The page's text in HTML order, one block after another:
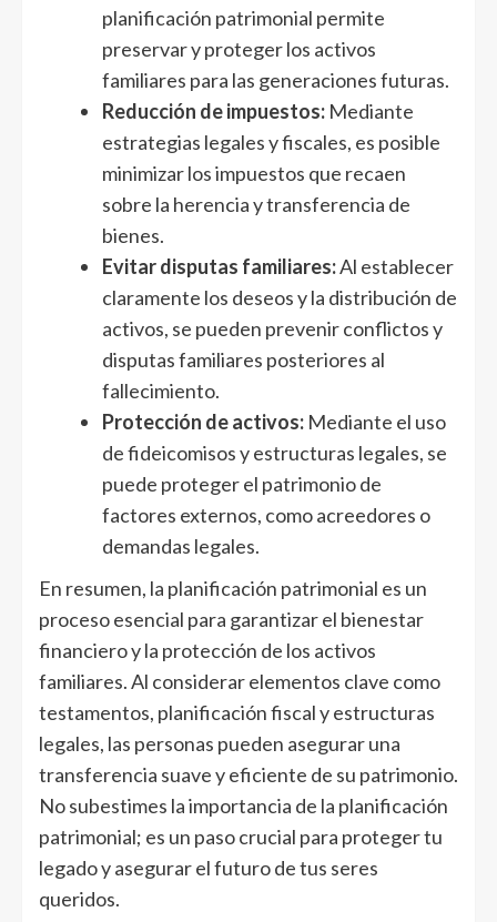
planificación patrimonial permite
preservar y proteger los activos
familiares para las generaciones futuras.
Reducción de impuestos: Mediante
estrategias legales y fiscales, es posible
minimizar los impuestos que recaen
sobre la herencia y transferencia de
bienes.
Evitar disputas familiares:Al establecer
claramente los deseos y la distribución de
activos, se pueden prevenir conflictos y
disputas familiares posteriores al
fallecimiento.
Protección de activos: Mediante el uso
de fideicomisos y estructuras legales, se
puede proteger el patrimonio de
factores externos, como acreedores o
demandas legales.
En resumen, la planificación patrimonial es un
proceso esencial para garantizar el bienestar
financiero y la protección de los activos
familiares. Al considerar elementos clave como
testamentos, planificación fiscal y estructuras
legales, las personas pueden asegurar una
transferencia suave y eficiente de su patrimonio.
No subestimes la importancia de la planificación
patrimonial; es un paso crucial para proteger tu
legado y asegurar el futuro de tus seres
queridos.